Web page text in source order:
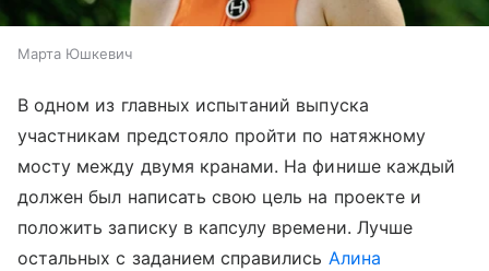
Марта Юшкевич
В одном из главных испытаний выпуска
участникам предстояло пройти по натяжному
мосту между двумя кранами. На финише каждый
должен был написать свою цель на проекте и
положить записку в капсулу времени. Лучше
остальных с заданием справились Алина